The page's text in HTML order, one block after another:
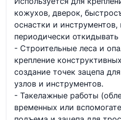
кожухов, дверок,
оснастки и
периодически
- Строительные леса и
крепление
создание точек зацепа
узлов и инструментов.
- Такелажные работы
временных или